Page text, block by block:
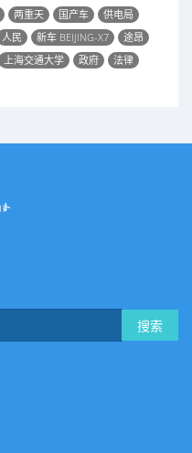
两重天 国产车
供电局
人民 新车 BEIJING-X7
途昂
上海交通大学 政府
法律
搜索